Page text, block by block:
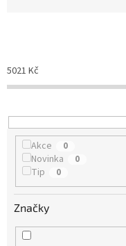
p
r
o
u
5021 Kč
Akce 0
Novinka 0
Tip 0
Značky